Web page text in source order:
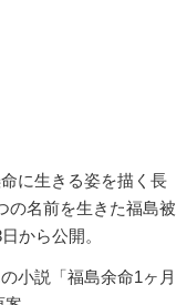
に生きる姿を描く長
の名前を生きた福島被
から公開。
小説「福島余命1ヶ月